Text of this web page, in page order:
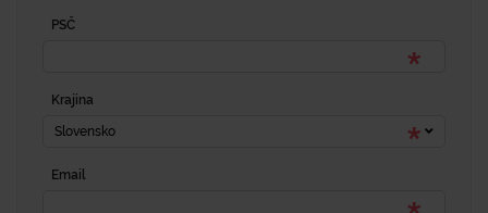
PSČ
Krajina
Slovensko
Email